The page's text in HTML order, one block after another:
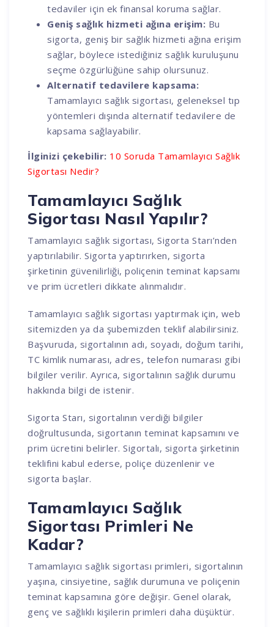
tedaviler için ek finansal koruma sağlar.
Geniş sağlık hizmeti ağına erişim: Bu
sigorta, geniş bir sağlık hizmeti ağına erişim
sağlar, böylece istediğiniz sağlık kuruluşunu
seçme özgürlüğüne sahip olursunuz.
Alternatif tedavilere kapsama:
Tamamlayıcı sağlık sigortası, geleneksel tıp
yöntemleri dışında alternatif tedavilere de
kapsama sağlayabilir.
İlginizi çekebilir: 10 Soruda Tamamlayıcı Sağlık
Sigortası Nedir?
Tamamlayıcı Sağlık
Sigortası Nasıl Yapılır?
Tamamlayıcı sağlık sigortası, Sigorta Starı’nden
yaptırılabilir. Sigorta yaptırırken, sigorta
şirketinin güvenilirliği, poliçenin teminat kapsamı
ve prim ücretleri dikkate alınmalıdır.
Tamamlayıcı sağlık sigortası yaptırmak için, web
sitemizden ya da şubemizden teklif alabilirsiniz.
Başvuruda, sigortalının adı, soyadı, doğum tarihi,
TC kimlik numarası, adres, telefon numarası gibi
bilgiler verilir. Ayrıca, sigortalının sağlık durumu
hakkında bilgi de istenir.
Sigorta Starı, sigortalının verdiği bilgiler
doğrultusunda, sigortanın teminat kapsamını ve
prim ücretini belirler. Sigortalı, sigorta şirketinin
teklifini kabul ederse, poliçe düzenlenir ve
sigorta başlar.
Tamamlayıcı Sağlık
Sigortası Primleri Ne
Kadar?
Tamamlayıcı sağlık sigortası primleri, sigortalının
yaşına, cinsiyetine, sağlık durumuna ve poliçenin
teminat kapsamına göre değişir. Genel olarak,
genç ve sağlıklı kişilerin primleri daha düşüktür.